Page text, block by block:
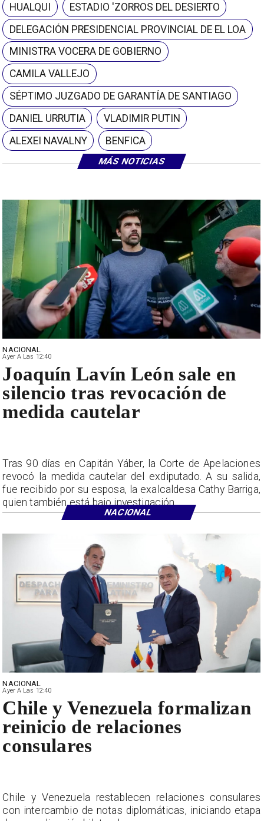
MÁS NOTICIAS
HUALQUI
ESTADIO 'ZORROS DEL DESIERTO
DELEGACIÓN PRESIDENCIAL PROVINCIAL DE EL LOA
MINISTRA VOCERA DE GOBIERNO
CAMILA VALLEJO
SÉPTIMO JUZGADO DE GARANTÍA DE SANTIAGO
DANIEL URRUTIA
VLADIMIR PUTIN
ALEXEI NAVALNY
BENFICA
NACIONAL
Ayer A Las 12:40
Chile y Venezuela formalizan
reinicio de relaciones
consulares
Chile y Venezuela restablecen relaciones consulares
con intercambio de notas diplomáticas, iniciando etapa
NACIONAL
Ayer A Las 12:40
Joaquín Lavín León sale en
silencio tras revocación de
medida cautelar
Tras 90 días en Capitán Yáber, la Corte de Apelaciones
revocó la medida cautelar del exdiputado. A su salida,
fue recibido por su esposa, la exalcaldesa Cathy Barriga,
quien también está bajo investigación.
NACIONAL